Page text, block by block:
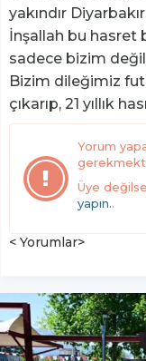
yakındır
İnşallah bu hasret
sadece bizim
Bizim dileğimiz
çıkarıp, 21 yıllık
Yorum
Üye
yapın..
< Yorumlar>